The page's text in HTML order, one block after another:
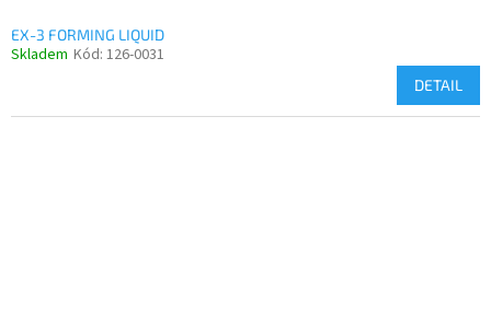
EX-3 FORMING LIQUID
Skladem Kód: 126-0031
DETAIL